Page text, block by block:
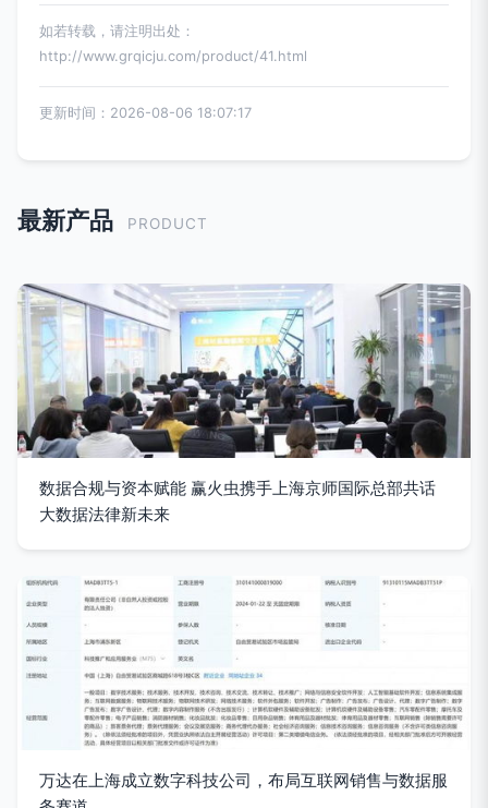
如若转载，请注明出处：
http://www.grqicju.com/product/41.html
更新时间：2026-08-06 18:07:17
最新产品 PRODUCT
数据合规与资本赋能 赢火虫携手上海京师国际总部共话
大数据法律新未来
万达在上海成立数字科技公司，布局互联网销售与数据服